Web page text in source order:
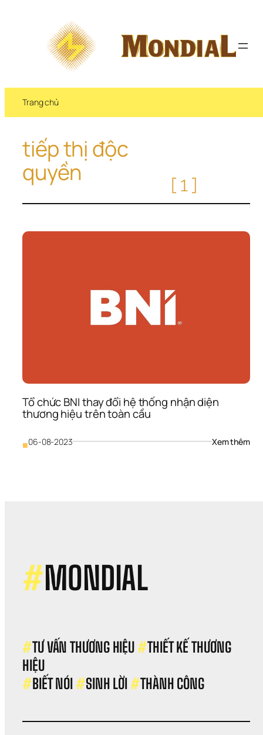
Trang chủ
tiếp thị độc
quyền
[1]
Tổ chức BNI thay đổi hệ thống nhận diện
thương hiệu trên toàn cầu
■06-08-2023 Xem thêm:
#MONDIAL
#TƯ VẤN THƯƠNG HIỆU #THIẾT KẾ THƯƠNG
HIỆU
#BIẾT NÓI #SINH LỜI #THÀNH CÔNG